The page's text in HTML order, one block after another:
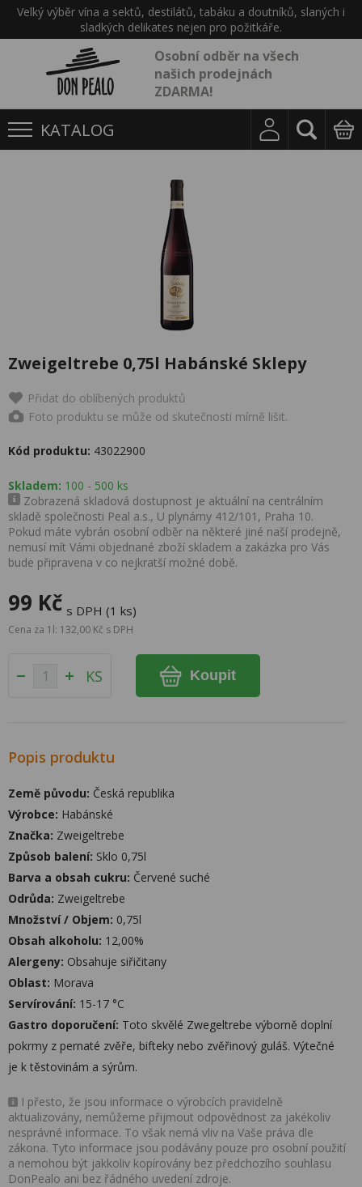
Velký výběr vína a sektů, destilátů, tabáku a doutníků, slaných i
sladkých delikates nejen pro požitkáře.
Osobní odběr na všech
našich prodejnách
ZDARMA!
KATALOG
Zweigeltrebe 0,75l Habánské Sklepy
Přidat do oblíbených produktů
Foto produktu se může od skutečnosti mírně lišit.
Kód produktu: 43022900
Skladem: 100 - 500 ks
Zobrazená skladová dostupnost je aktuální na centrálním
skladě společnosti Peal a.s., U plynárny 412/101, Praha 10.
Pokud máte vybrán osobní odběr na některé jiné naší prodejně,
nemusí mít Vámi objednané zboží skladem a zakázka pro Vás
bude připravena v co nejkratší možné době.
99 Kč s DPH (1 ks)
Cena za 1l: 132,00 Kč s DPH
KS Koupit
Popis produktu
Země původu: Česká republika
Výrobce: Habánské
Značka: Zweigeltrebe
Způsob balení: Sklo 0,75l
Barva a obsah cukru: Červené suché
Odrůda: Zweigeltrebe
Množství / Objem: 0,75l
Obsah alkoholu: 12,00%
Alergeny: Obsahuje siřičitany
Oblast: Morava
Servírování: 15-17 °C
Gastro doporučení: Toto skvělé Zwegeltrebe výborně doplní
pokrmy z pernaté zvěře, bifteky nebo zvěřinový guláš. Výtečné
je k těstovinám a sýrům.
I přesto, že jsou informace o výrobcích pravidelně
aktualizovány, nemůžeme přijmout odpovědnost za jakékoliv
nesprávné informace. To však nemá vliv na Vaše práva dle
zákona. Tyto informace jsou podávány pouze pro osobní použití
a nemohou být jakkoliv kopírovány bez předchozího souhlasu
DonPealo ani bez řádného uvedení zdroje.